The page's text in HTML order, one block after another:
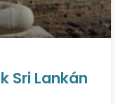
Sri Lankán